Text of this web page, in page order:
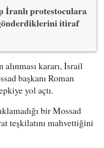
İranlı protestoculara
itiraf
kararı, İsrail
başkanı Roman
yol açtı.
bir Mossad
teşkilatını mahvettiğini